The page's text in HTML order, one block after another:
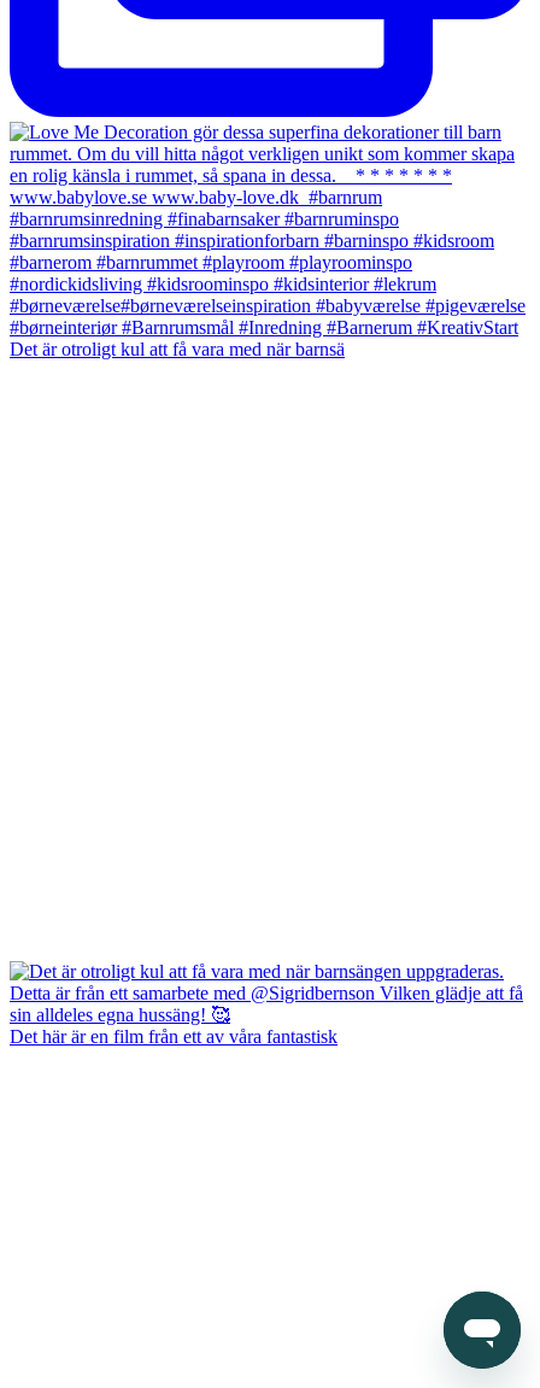
Det är otroligt kul att få vara med när barnsä
Det här är en film från ett av våra fantastisk